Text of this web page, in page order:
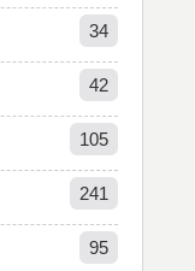
34
42
105
241
95